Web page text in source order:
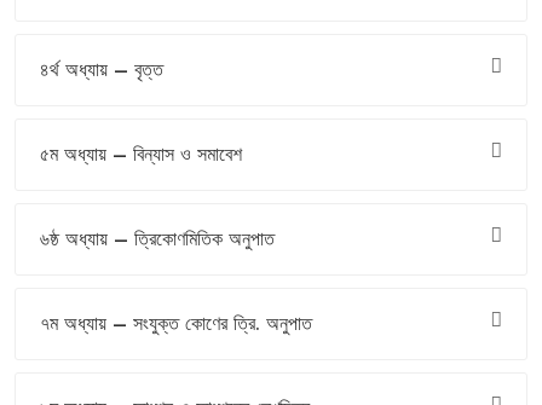
৪র্থ অধ্যায় – বৃত্ত
৫ম অধ্যায় – বিন্যাস ও সমাবেশ
৬ষ্ঠ অধ্যায় – ত্রিকোণমিতিক অনুপাত
৭ম অধ্যায় – সংযুক্ত কোণের ত্রি. অনুপাত